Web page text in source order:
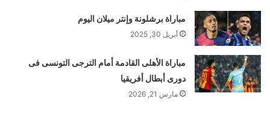
مباراة برشلونة وإنتر ميلان اليوم
أبريل 30, 2025
مباراة الأهلى القادمة أمام الترجى التونسى فى
دورى أبطال أفريقيا
مارس 21, 2026